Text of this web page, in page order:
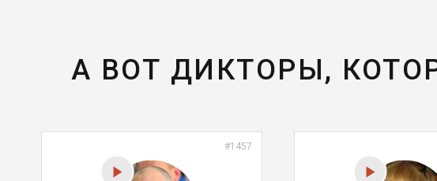
А ВОТ ДИКТОРЫ,
#1457